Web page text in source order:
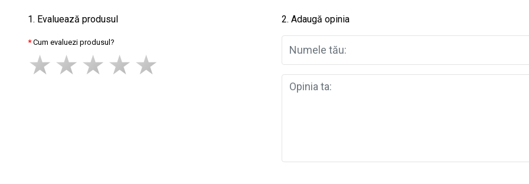
1. Evaluează produsul
Cum evaluezi produsul?
2. Adaugă opinia